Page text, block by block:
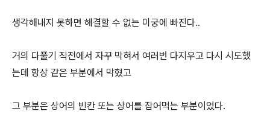
생각해내지 못하면 해결할 수 없는 미궁에 빠진다..
거의 다풀기 직전에서 자꾸 막혀서 여러번 다지우고 다시 시도했
는데 항상 같은 부분에서 막혔고
그 부분은 상어의 빈칸 또는 상어를 잡어먹는 부분이었다.